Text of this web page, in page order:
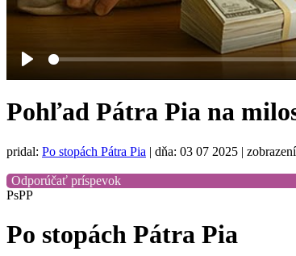
Play
Pohľad Pátra Pia na
pridal: Po stopách Pátra Pia | dňa: 03 07 2025 |
Odporúčať príspevok
PsPP
Po stopách Pátra Pia